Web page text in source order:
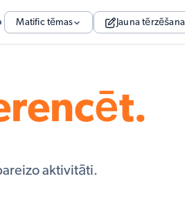
Matific tēmas Jauna tērzēšana
aktivitāti.